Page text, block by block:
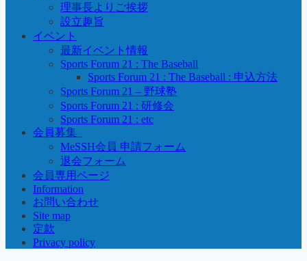
理事長よりご挨拶
設立趣旨
イベント
最新イベント情報
Sports Forum 21 : The Baseball
Sports Forum 21 : The Baseball : 申込方法
Sports Forum 21 – 野球塾
Sports Forum 21 : 研修会
Sports Forum 21 : etc
会員募集_
MeSSH会員 申請フォーム
退会フォーム
会員専用ページ
Information
お問い合わせ
Site map
定款
Privacy policy